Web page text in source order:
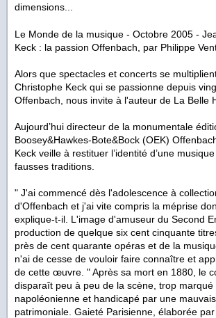
dimensions...
Le Monde de la musique - Octobre 2005 -
Keck : la passion Offenbach, par Philippe
Alors que spectacles et concerts se
Christophe Keck qui se passionne depuis
Offenbach, nous invite à l'auteur de La Belle
Aujourd’hui directeur de la monumentale
Boosey&Hawkes-Bote&Bock (OEK)
Keck veille à restituer l’identité d’une
fausses traditions.
" J'ai commencé dès l'adolescence à
d'Offenbach et j'ai vite compris la méprise
explique-t-il. L'image d'amuseur du Second
production de quelque six cent cinquante
près de cent quarante opéras et de la
n'ai de cesse de vouloir faire connaître et
de cette œuvre. " Après sa mort en 1880, le
disparaît peu à peu de la scène, trop
napoléonienne et handicapé par une
patrimoniale. Gaieté Parisienne, élaborée